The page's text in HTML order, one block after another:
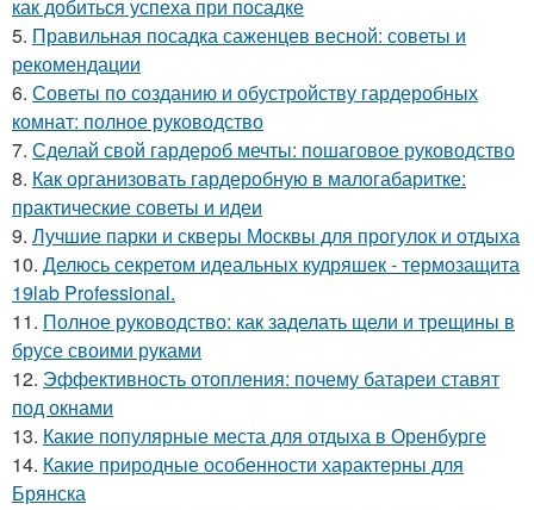
как добиться успеха при посадке
5. Правильная посадка саженцев весной: советы и
рекомендации
6. Советы по созданию и обустройству гардеробных
комнат: полное руководство
7. Сделай свой гардероб мечты: пошаговое руководство
8. Как организовать гардеробную в малогабаритке:
практические советы и идеи
9. Лучшие парки и скверы Москвы для прогулок и отдыха
10. Делюсь секретом идеальных кудряшек - термозащита
19lab Professional.
11. Полное руководство: как заделать щели и трещины в
брусе своими руками
12. Эффективность отопления: почему батареи ставят
под окнами
13. Какие популярные места для отдыха в Оренбурге
14. Какие природные особенности характерны для
Брянска